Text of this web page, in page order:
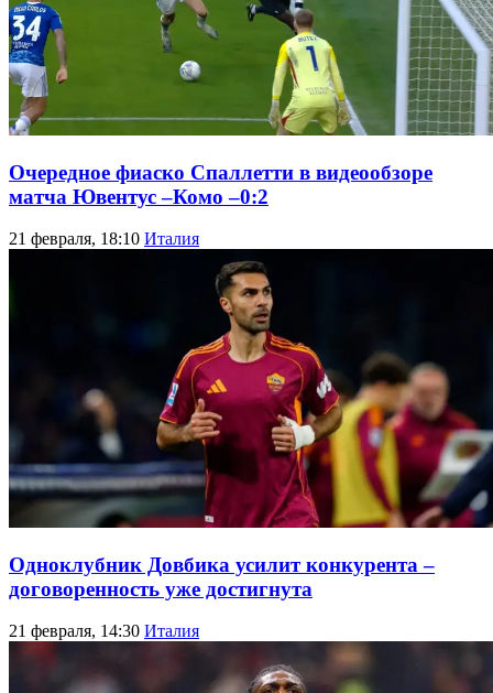
Очередное фиаско Спаллетти в видеообзоре
матча Ювентус –Комо –0:2
21 февраля, 18:10 Италия
Одноклубник Довбика усилит конкурента –
договоренность уже достигнута
21 февраля, 14:30 Италия